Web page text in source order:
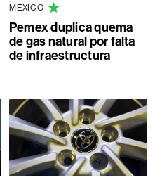
MÉXICO
Pemex duplica quema
de gas natural por falta
de infraestructura